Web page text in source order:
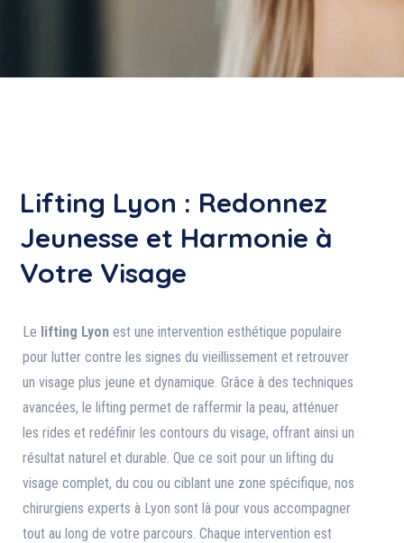
Lifting Lyon : Redonnez
Jeunesse et Harmonie à
Votre Visage
Le lifting Lyon est une intervention esthétique populaire
pour lutter contre les signes du vieillissement et retrouver
un visage plus jeune et dynamique. Grâce à des techniques
avancées, le lifting permet de raffermir la peau, atténuer
les rides et redéfinir les contours du visage, offrant ainsi un
résultat naturel et durable. Que ce soit pour un lifting du
visage complet, du cou ou ciblant une zone spécifique, nos
chirurgiens experts à Lyon sont là pour vous accompagner
tout au long de votre parcours. Chaque intervention est